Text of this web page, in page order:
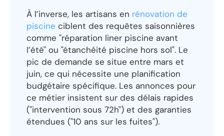
À l’inverse, les artisans en rénovation de
piscine ciblent des requêtes saisonnières
comme "réparation liner piscine avant
l’été" ou "étanchéité piscine hors sol". Le
pic de demande se situe entre mars et
juin, ce qui nécessite une planification
budgétaire spécifique. Les annonces pour
ce métier insistent sur des délais rapides
("intervention sous 72h") et des garanties
étendues ("10 ans sur les fuites").